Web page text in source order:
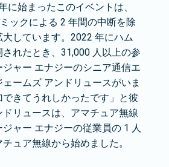
に始まったこのイベントは、
ックによる 2 年間の中断を除
しています。2022 年にハム
れたとき、31,000 人以上の参
ャー エナジーのシニア通信エ
ームズ アンドリュースがいま
できてうれしかったです」と彼
リュースは、アマチュア無線
ャー エナジーの従業員の 1 人
ュア無線から始めました。